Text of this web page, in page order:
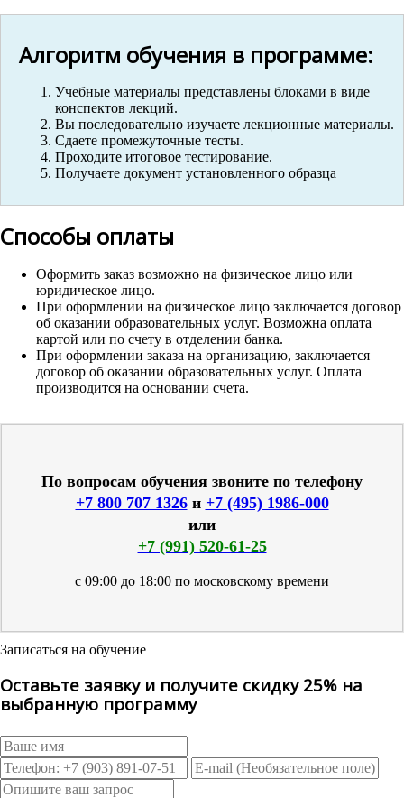
Алгоритм обучения в программе:
Учебные материалы представлены блоками в виде
конспектов лекций.
Вы последовательно изучаете лекционные материалы.
Сдаете промежуточные тесты.
Проходите итоговое тестирование.
Получаете документ установленного образца
Способы оплаты
Оформить заказ возможно на физическое лицо или
юридическое лицо.
При оформлении на физическое лицо заключается договор
об оказании образовательных услуг. Возможна оплата
картой или по счету в отделении банка.
При оформлении заказа на организацию, заключается
договор об оказании образовательных услуг. Оплата
производится на основании счета.
По вопросам обучения звоните по телефону
+7 800 707 1326и +7 (495) 1986-000
или
+7 (991) 520-61-25
с 09:00 до 18:00 по московскому времени
Записаться на обучение
Оставьте заявку и получите скидку 25% на
выбранную программу